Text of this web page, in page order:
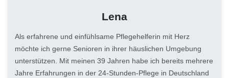
Lena
Als erfahrene und einfühlsame Pflegehelferin mit Herz
möchte ich gerne Senioren in ihrer häuslichen Umgebung
unterstützen. Mit meinen 39 Jahren habe ich bereits mehrere
Jahre Erfahrungen in der 24-Stunden-Pflege in Deutschland